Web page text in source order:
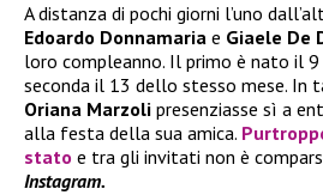
A distanza di pochi giorni l’uno
Edoardo Donnamaria e Giaele De
loro compleanno. Il primo è nato il
seconda il 13 dello stesso mese. In
Oriana Marzoli presenziasse sì a
alla festa della sua amica.
stato e tra gli invitati non è
Instagram.